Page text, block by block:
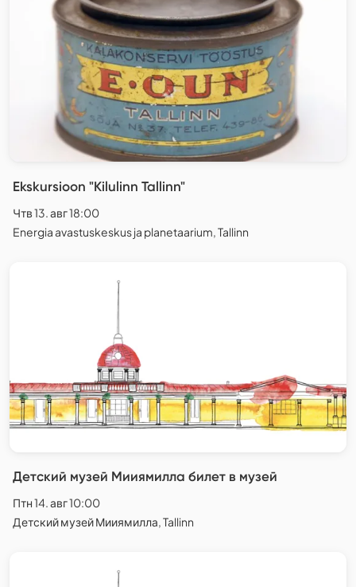
Ekskursioon "Kilulinn Tallinn"
Чтв 13. авг 18:00
Energia avastuskeskus ja planetaarium, Tallinn
Детский музей Мииямилла билет в музей
Птн 14. авг 10:00
Детский музей Мииямилла, Tallinn